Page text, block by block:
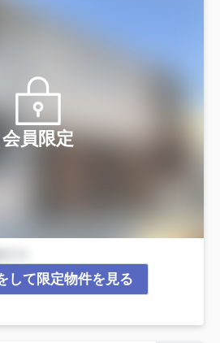
会員限定
して限定物件を見る